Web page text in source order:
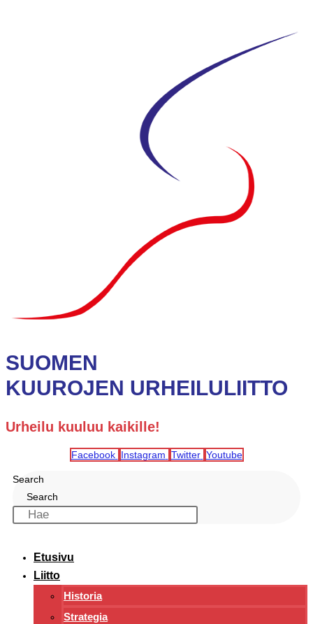
SUOMEN
KUUROJEN URHEILULIITTO
Urheilu kuuluu kaikille!
Facebook Instagram Twitter Youtube
Search
Search
Etusivu
Liitto
Historia
Strategia